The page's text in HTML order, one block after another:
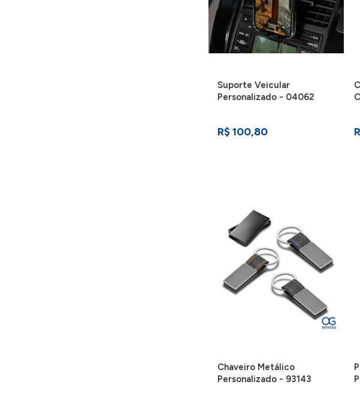
Suporte Veicular
Personalizado - 04062
R$ 100,80
Chaveiro Metálico
Personalizado - 93143